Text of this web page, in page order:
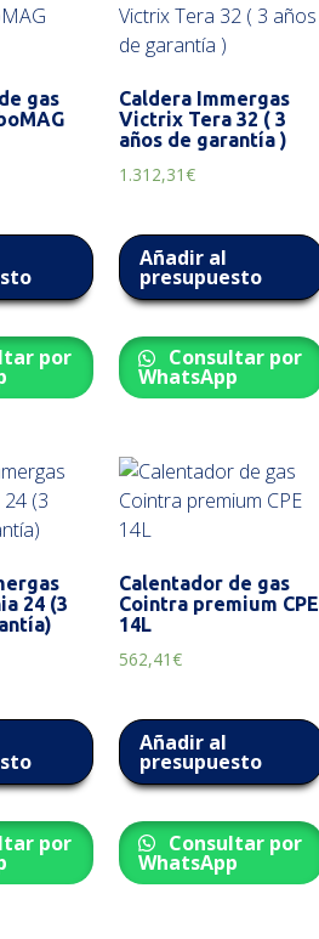
gas
por
Caldera Immergas
Victrix Tera 32 ( 3
años de garantía )
1.312,31€
Añadir al
presupuesto
Consultar por
WhatsApp
24 (3
por
Calentador de gas
Cointra premium CPE
14L
562,41€
Añadir al
presupuesto
Consultar por
WhatsApp